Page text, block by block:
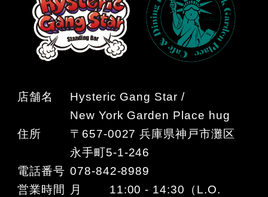
店舗名
Hysteric Gang Star /
New York Garden Place hug
住所
〒657-0027 兵庫県神戸市灘区
永手町5-1-246
電話番号 078-842-8989
営業時間
月 11:00 - 14:30（L.O.